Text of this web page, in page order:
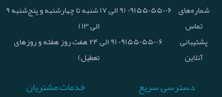
شماره‌های
تماس
۰۹۱۵۵۰۵۵۰۰۶ (۹ الی ۱۷ شنبه تا چهارشنبه و پنج‌شنبه ۹
الی ۱۳)
پشتیبانی
آنلاین
۰۹۱۵۵۰۵۵۰۰۶ (۹ الی ۲۴ هفت روز هفته و روزهای
تعطیل)
دسترسی سریع خدمات مشتریان